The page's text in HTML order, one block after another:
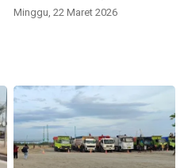
Minggu, 22 Maret 2026